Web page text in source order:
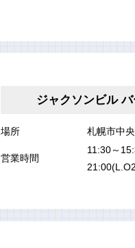
ジャクソンビル
場所 札幌市中
営業時間
11:30～